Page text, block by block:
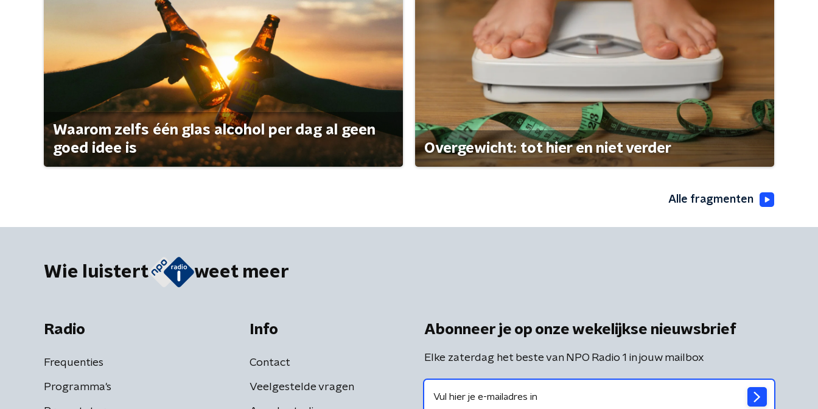
Waarom zelfs één glas alcohol per dag al geen
goed idee is
Overgewicht: tot hier en niet verder
Alle fragmenten
Wie luistert weet meer
Radio
Frequenties
Programma's
Info
Contact
Veelgestelde vragen
Abonneer je op onze wekelijkse nieuwsbrief
Elke zaterdag het beste van NPO Radio 1 in jouw mailbox